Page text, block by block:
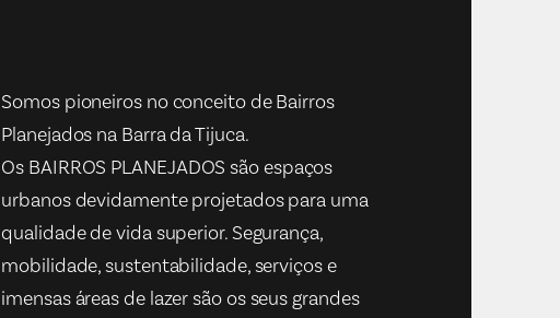
Somos pioneiros no conceito de Bairros
Planejados na Barra da Tijuca.
Os BAIRROS PLANEJADOS são espaços
urbanos devidamente projetados para uma
qualidade de vida superior. Segurança,
mobilidade, sustentabilidade, serviços e
imensas áreas de lazer são os seus grandes